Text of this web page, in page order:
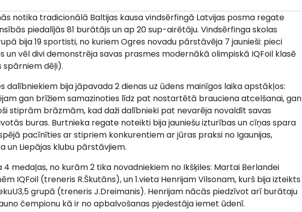
notika tradicionālā Baltijas kausa vindsērfingā Latvijas posma regate
piedalījās 81 burātājs un ap 20 sup-airētāju. Vindsērfinga skolas
bija 19 sportisti, no kuriem Ogres novadu pārstāvēja 7 jaunieši: pieci
un vēl divi demonstrēja savas prasmes modernākā olimpiskā IQFoil klasē
spārniem dēļi).
bija jāpavada 2 dienas uz ūdens mainīgos laika apstākļos:
gan brīžiem samazinoties līdz pat nostartētā brauciena atcelšanai, gan
stiprām brāzmām, kad daži dalībnieki pat nevarēja novaldīt savas
buras. Burtnieka regate noteikti bija jauniešu izturības un cīņas spara
pacīnīties ar stipriem konkurentiem ar jūras praksi no Igaunijas,
un Liepājas klubu pārstāvjiem.
4 medaļas, no kurām 2 tika novadniekiem no Ikšķiles: Martai Berlandei
IQFoil (treneris R.Škutāns), un 1.vieta Henrijam Vilsonam, kurš bija izteikts
grupā (treneris J.Dreimanis). Henrijam nācās piedzīvot arī burātaju
čempionu kā ir no apbalvošanas pjedestāja iemet ūdenī.